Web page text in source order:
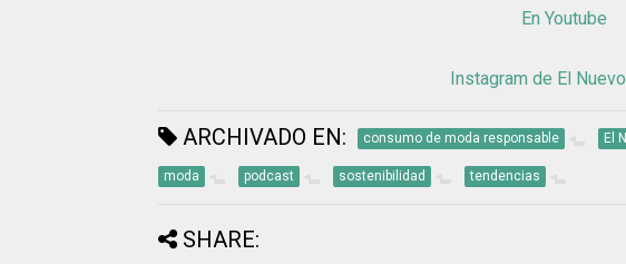
En Youtube
Instagram de El
ARCHIVADO EN: consumo de moda responsable El
moda podcast sostenibilidad tendencias
SHARE: